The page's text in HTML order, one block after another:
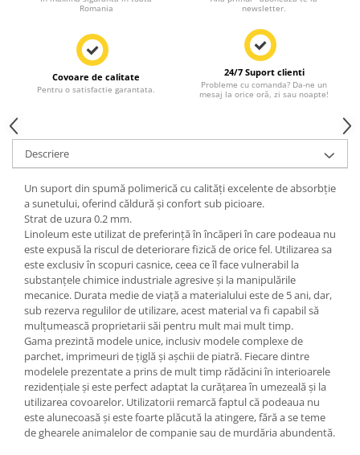
Romania
newsletter.
Covoare de calitate
Pentru o satisfactie garantata.
24/7 Suport clienti
Probleme cu comanda? Da-ne un
mesaj la orice oră, zi sau noapte!
Descriere
Un suport din spumă polimerică cu calități excelente de absorbție
a sunetului, oferind căldură și confort sub picioare.
Strat de uzura 0.2 mm.
Linoleum este utilizat de preferință în încăperi în care podeaua nu
este expusă la riscul de deteriorare fizică de orice fel. Utilizarea sa
este exclusiv în scopuri casnice, ceea ce îl face vulnerabil la
substanțele chimice industriale agresive și la manipulările
mecanice. Durata medie de viață a materialului este de 5 ani, dar,
sub rezerva regulilor de utilizare, acest material va fi capabil să
mulțumească proprietarii săi pentru mult mai mult timp.
Gama prezintă modele unice, inclusiv modele complexe de
parchet, imprimeuri de țiglă și așchii de piatră. Fiecare dintre
modelele prezentate a prins de mult timp rădăcini în interioarele
rezidențiale și este perfect adaptat la curățarea în umezeală și la
utilizarea covoarelor. Utilizatorii remarcă faptul că podeaua nu
este alunecoasă și este foarte plăcută la atingere, fără a se teme
de ghearele animalelor de companie sau de murdăria abundentă.